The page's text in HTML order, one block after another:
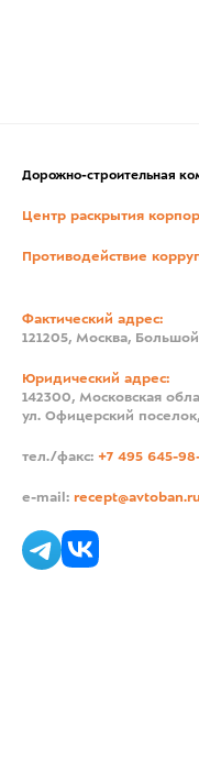
Дорожно-строительная
Центр раскрытия
Противодействие
Фактический адрес:
121205, Москва,
Юридический адрес:
142300, Московская
ул. Офицерский
тел./факс: +7 495 645-
e-mail: recept@avtoban.ru